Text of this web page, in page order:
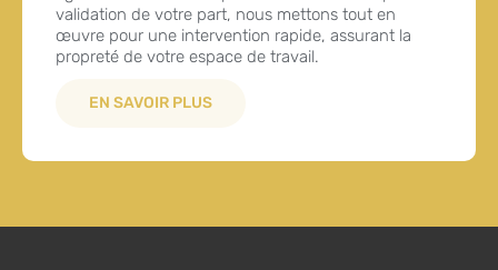
validation de votre part, nous mettons tout en
œuvre pour une intervention rapide, assurant la
propreté de votre espace de travail.
EN SAVOIR PLUS